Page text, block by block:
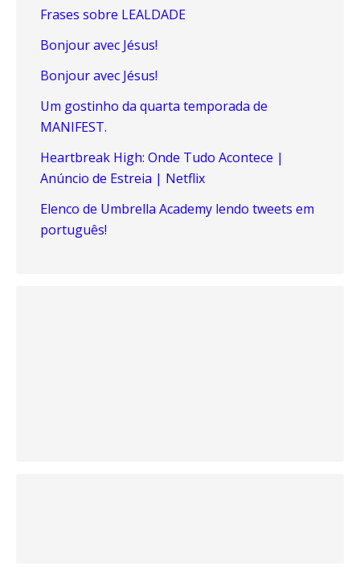
Frases sobre LEALDADE
Bonjour avec Jésus!
Bonjour avec Jésus!
Um gostinho da quarta temporada de
MANIFEST.
Heartbreak High: Onde Tudo Acontece |
Anúncio de Estreia | Netflix
Elenco de Umbrella Academy lendo tweets em
português!